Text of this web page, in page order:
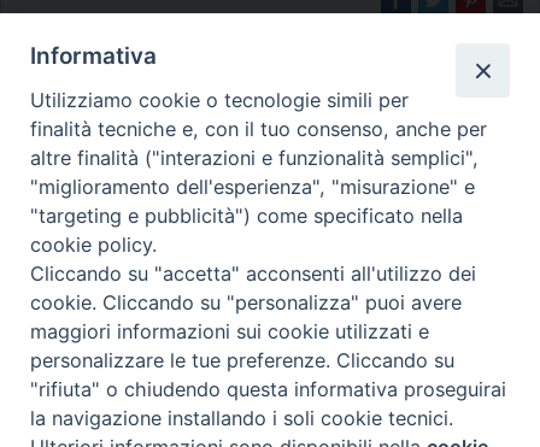
Diocesi di Melfi Rapolla Venosa
• Largo Duomo, 12 - 85025 MELFI (PZ) •
Tel. 0972238604
PEC ufficiale della Diocesi:
diocesi.melfi_rapolla_venosa@legalmail.it
Informativa
Utilizziamo cookie o tecnologie simili per
finalità tecniche e, con il tuo consenso, anche per
altre finalità ("interazioni e funzionalità semplici",
"miglioramento dell'esperienza", "misurazione" e
"targeting e pubblicità") come specificato nella
cookie policy.
Cliccando su "accetta" acconsenti all'utilizzo dei
cookie. Cliccando su "personalizza" puoi avere
maggiori informazioni sui cookie utilizzati e
personalizzare le tue preferenze. Cliccando su
"rifiuta" o chiudendo questa informativa proseguirai
la navigazione installando i soli cookie tecnici.